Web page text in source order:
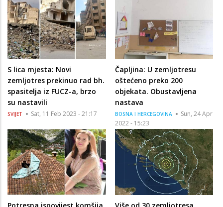
S lica mjesta: Novi
zemljotres prekinuo rad bh.
spasitelja iz FUCZ-a, brzo
su nastavili
SVIJET Sat, 11 Feb 2023 - 21:17
Čapljina: U zemljotresu
oštećeno preko 200
objekata. Obustavljena
nastava
BOSNA I HERCEGOVINA
Sun, 24 Apr
2022 - 15:23